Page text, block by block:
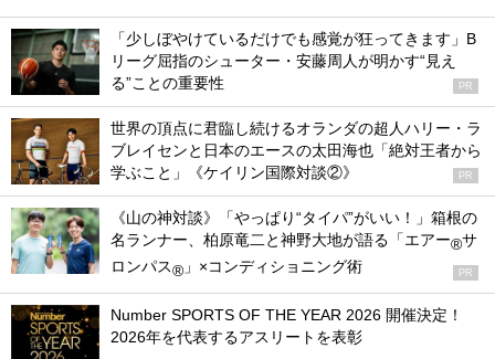
「少しぼやけているだけでも感覚が狂ってきます」B
リーグ屈指のシューター・安藤周人が明かす“見え
る”ことの重要性
PR
世界の頂点に君臨し続けるオランダの超人ハリー・ラ
ブレイセンと日本のエースの太田海也「絶対王者から
学ぶこと」《ケイリン国際対談②》
PR
《山の神対談》「やっぱり“タイパ”がいい！」箱根の
名ランナー、柏原竜二と神野大地が語る「エアー®サ
ロンパス® 」×コンディショニング術 PR
Number SPORTS OF THE YEAR 2026 開催決定！
2026年を代表するアスリートを表彰